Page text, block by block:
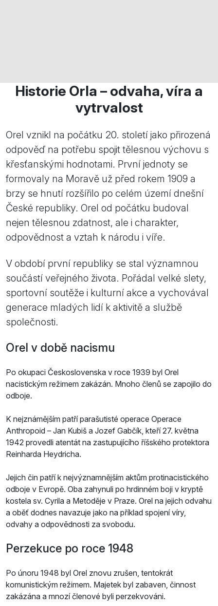
Historie Orla – odvaha, víra a
vytrvalost
Orel vznikl na počátku 20. století jako přirozená
odpověď na potřebu spojit tělesnou výchovu s
křesťanskými hodnotami. První jednoty se
formovaly na Moravě už před rokem 1909 a
brzy se hnutí rozšířilo po celém území dnešní
České republiky. Orel od počátku budoval
nejen tělesnou zdatnost, ale i charakter,
odpovědnost a vztah k národu i víře.
V období první republiky se stal významnou
součástí veřejného života. Pořádal velké slety,
sportovní soutěže i kulturní akce a vychovával
generace mladých lidí k aktivitě a službě
společnosti.
Orel v době nacismu
Po okupaci Československa v roce 1939 byl Orel
nacistickým režimem zakázán. Mnoho členů se zapojilo do
odboje.
K nejznámějším patří parašutisté operace Operace
Anthropoid – Jan Kubiš a Jozef Gabčík, kteří 27. května
1942 provedli atentát na zastupujícího říšského protektora
Reinharda Heydricha.
Jejich čin patří k nejvýznamnějším aktům protinacistického
odboje v Evropě. Oba zahynuli po hrdinném boji v kryptě
kostela sv. Cyrila a Metoděje v Praze. Orel na jejich odvahu
a oběť dodnes navazuje jako na příklad spojení víry,
odvahy a odpovědnosti za svobodu.
Perzekuce po roce 1948
Po únoru 1948 byl Orel znovu zrušen, tentokrát
komunistickým režimem. Majetek byl zabaven, činnost
zakázána a mnozí členové byli perzekvováni.